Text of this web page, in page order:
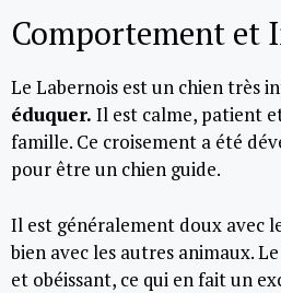
Comportement et
Le Labernois est un chien très
éduquer. Il est calme, patient
famille. Ce croisement a été
pour être un chien guide.
Il est généralement doux avec
bien avec les autres animaux.
et obéissant, ce qui en fait un